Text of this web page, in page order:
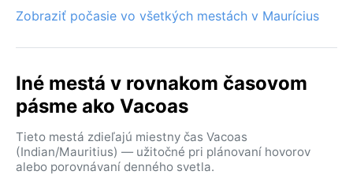
Zobraziť počasie vo všetkých mestách v Maurícius
Iné mestá v rovnakom časovom
pásme ako Vacoas
Tieto mestá zdieľajú miestny čas Vacoas
(Indian/Mauritius) — užitočné pri plánovaní hovorov
alebo porovnávaní denného svetla.